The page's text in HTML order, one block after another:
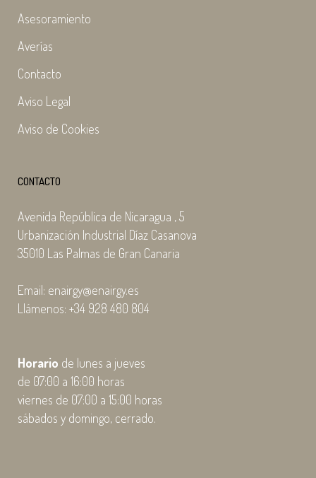
Asesoramiento
Averías
Contacto
Aviso Legal
Aviso de Cookies
CONTACTO
Avenida República de Nicaragua , 5
Urbanización Industrial Díaz Casanova
35010 Las Palmas de Gran Canaria
Email: enairgy@enairgy.es
Llámenos: +34 928 480 804
Horario de lunes a jueves
de 07:00 a 16:00 horas
viernes de 07:00 a 15:00 horas
sábados y domingo, cerrado.